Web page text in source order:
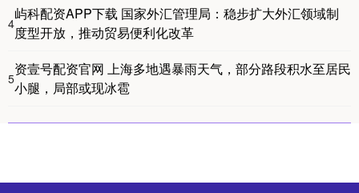
4
屿科配资APP下载 国家外汇管理局：稳步扩大外汇领域制
度型开放，推动贸易便利化改革
5
资壹号配资官网 上海多地遇暴雨天气，部分路段积水至居民
小腿，局部或现冰雹